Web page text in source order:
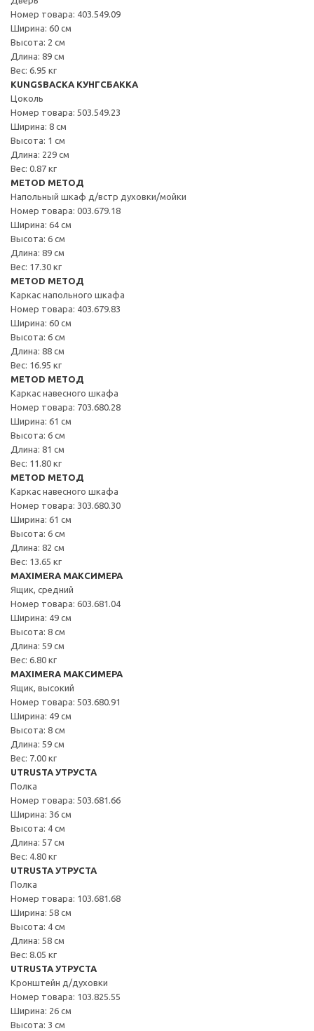
Номер товара: 403.549.09
Ширина: 60 см
Высота: 2 см
Длина: 89 см
Вес: 6.95 кг
KUNGSBACKA КУНГСБАККА
Цоколь
Номер товара: 503.549.23
Ширина: 8 см
Высота: 1 см
Длина: 229 см
Вес: 0.87 кг
METOD МЕТОД
Напольный шкаф д/встр духовки/мойки
Номер товара: 003.679.18
Ширина: 64 см
Высота: 6 см
Длина: 89 см
Вес: 17.30 кг
METOD МЕТОД
Каркас напольного шкафа
Номер товара: 403.679.83
Ширина: 60 см
Высота: 6 см
Длина: 88 см
Вес: 16.95 кг
METOD МЕТОД
Каркас навесного шкафа
Номер товара: 703.680.28
Ширина: 61 см
Высота: 6 см
Длина: 81 см
Вес: 11.80 кг
METOD МЕТОД
Каркас навесного шкафа
Номер товара: 303.680.30
Ширина: 61 см
Высота: 6 см
Длина: 82 см
Вес: 13.65 кг
MAXIMERA МАКСИМЕРА
Ящик, средний
Номер товара: 603.681.04
Ширина: 49 см
Высота: 8 см
Длина: 59 см
Вес: 6.80 кг
MAXIMERA МАКСИМЕРА
Ящик, высокий
Номер товара: 503.680.91
Ширина: 49 см
Высота: 8 см
Длина: 59 см
Вес: 7.00 кг
UTRUSTA УТРУСТА
Полка
Номер товара: 503.681.66
Ширина: 36 см
Высота: 4 см
Длина: 57 см
Вес: 4.80 кг
UTRUSTA УТРУСТА
Полка
Номер товара: 103.681.68
Ширина: 58 см
Высота: 4 см
Длина: 58 см
Вес: 8.05 кг
UTRUSTA УТРУСТА
Кронштейн д/духовки
Номер товара: 103.825.55
Ширина: 26 см
Высота: 3 см